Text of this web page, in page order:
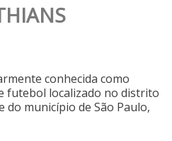
conhecida como
futebol localizado no distrito
do município de São Paulo,